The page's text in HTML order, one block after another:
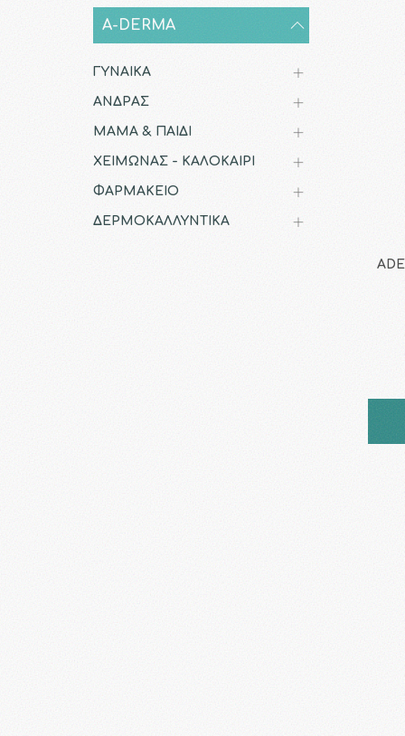
A-DERMA
ΓΥΝΑΙΚΑ
ΑΝΔΡΑΣ
ΜΑΜΑ & ΠΑΙΔΙ
ΧΕΙΜΩΝΑΣ - ΚΑΛΟΚΑΙΡΙ
ΦΑΡΜΑΚΕΙΟ
ΔΕΡΜΟΚΑΛΛΥΝΤΙΚΑ